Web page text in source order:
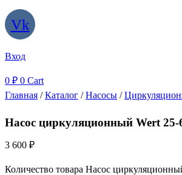
Vk
Вход
0 ₽ 0 Cart
Главная /Каталог /Насосы /
Насос циркуляционный Wert 25-
3 600 ₽
Количество товара Насос